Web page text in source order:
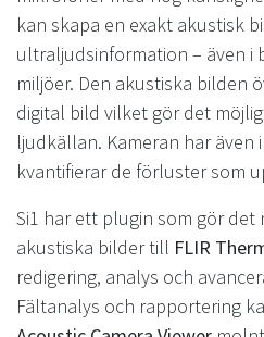
kan skapa en exakt akustisk
ultraljudsinformation – även i
miljöer. Den akustiska bilden
digital bild vilket gör det
ljudkällan. Kameran har även
kvantifierar de förluster som
Si1 har ett plugin som gör
akustiska bilder till FLIR
redigering, analys och
Fältanalys och rapportering